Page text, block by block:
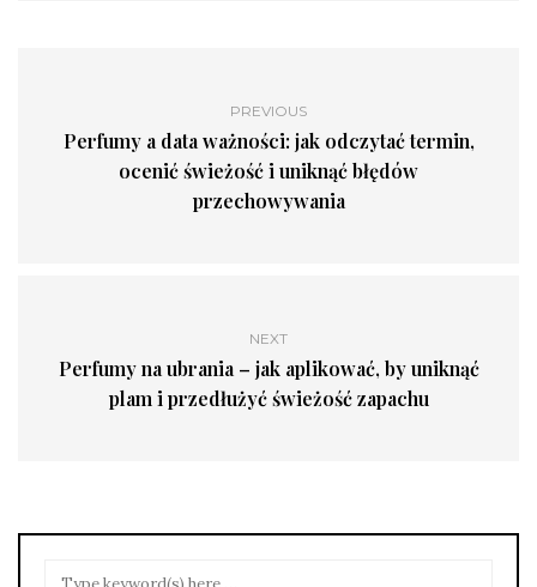
PREVIOUS
Perfumy a data ważności: jak odczytać termin,
ocenić świeżość i uniknąć błędów
przechowywania
NEXT
Perfumy na ubrania – jak aplikować, by uniknąć
plam i przedłużyć świeżość zapachu